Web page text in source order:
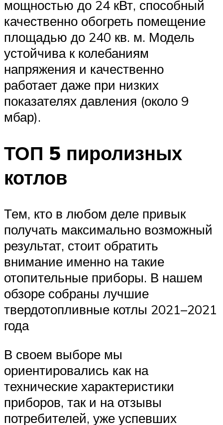
мощностью до 24 кВт, способный
качественно обогреть помещение
площадью до 240 кв. м. Модель
устойчива к колебаниям
напряжения и качественно
работает даже при низких
показателях давления (около 9
мбар).
ТОП 5 пиролизных
котлов
Тем, кто в любом деле привык
получать максимально возможный
результат, стоит обратить
внимание именно на такие
отопительные приборы. В нашем
обзоре собраны лучшие
твердотопливные котлы 2021–2021
года
В своем выборе мы
ориентировались как на
технические характеристики
приборов, так и на отзывы
потребителей, уже успевших